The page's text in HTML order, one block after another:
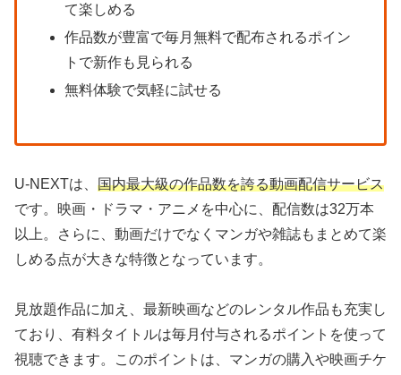
て楽しめる
作品数が豊富で毎月無料で配布されるポイン
トで新作も見られる
無料体験で気軽に試せる
U-NEXTは、 国内最大級の作品数を誇る動画配信サービス
です。映画・ドラマ・アニメを中心に、配信数は32万本
以上。さらに、動画だけでなくマンガや雑誌もまとめて楽
しめる点が大きな特徴となっています。
見放題作品に加え、最新映画などのレンタル作品も充実し
ており、有料タイトルは毎月付与されるポイントを使って
視聴できます。このポイントは、マンガの購入や映画チケ